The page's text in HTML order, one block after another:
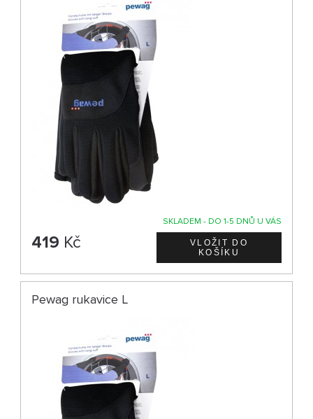
SKLADEM - DO 1-5 DNŮ U VÁS
419 Kč
Pewag rukavice L